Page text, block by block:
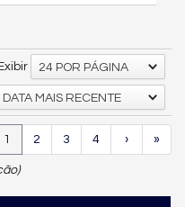
24 POR PÁGINA
DATA MAIS RECENTE
1 2 3 4 › »